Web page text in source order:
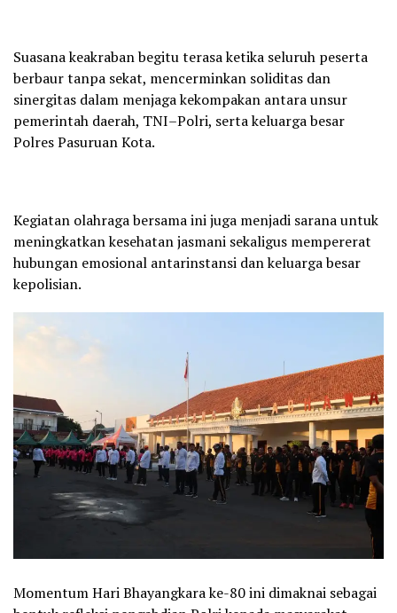
Suasana keakraban begitu terasa ketika seluruh peserta
berbaur tanpa sekat, mencerminkan soliditas dan
sinergitas dalam menjaga kekompakan antara unsur
pemerintah daerah, TNI–Polri, serta keluarga besar
Polres Pasuruan Kota.
Kegiatan olahraga bersama ini juga menjadi sarana untuk
meningkatkan kesehatan jasmani sekaligus mempererat
hubungan emosional antarinstansi dan keluarga besar
kepolisian.
Momentum Hari Bhayangkara ke-80 ini dimaknai sebagai